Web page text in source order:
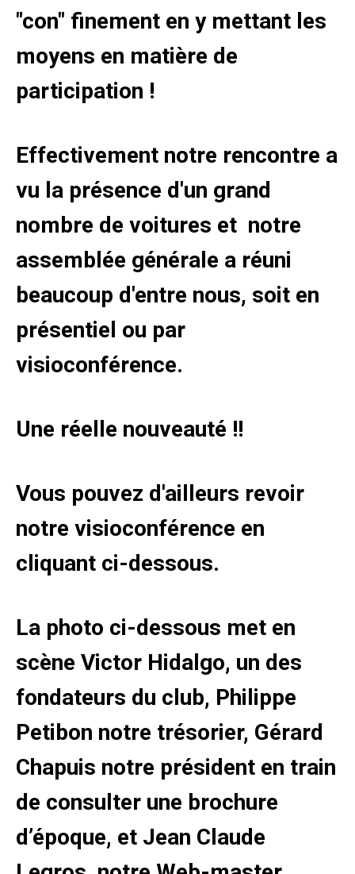
"con" finement en y mettant les
moyens en matière de
participation !
Effectivement notre rencontre a
vu la présence d'un grand
nombre de voitures et notre
assemblée générale a réuni
beaucoup d'entre nous, soit en
présentiel ou par
visioconférence.
Une réelle nouveauté !!
Vous pouvez d'ailleurs revoir
notre visioconférence en
cliquant ci-dessous.
La photo ci-dessous met en
scène Victor Hidalgo, un des
fondateurs du club, Philippe
Petibon notre trésorier, Gérard
Chapuis notre président en train
de consulter une brochure
d’époque, et Jean Claude